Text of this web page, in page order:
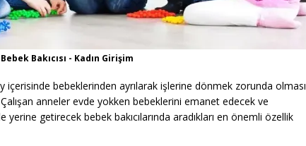
Bakıcısı - Kadın Girişim
içerisinde bebeklerinden ayrılarak işlerine dönmek zorunda olması
Çalışan anneler evde yokken bebeklerini emanet edecek ve
yerine getirecek bebek bakıcılarında aradıkları en önemli özellik